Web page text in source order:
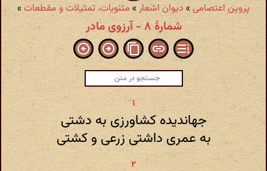
پروین اعتصامی» دیوان اشعار» مثنویات، تمثیلات و مقطعات»
شمارهٔ ۸ - آرزوی مادر
جهاندیده کشاورزی به دشتی
به عمری داشتی زرعی و کشتی